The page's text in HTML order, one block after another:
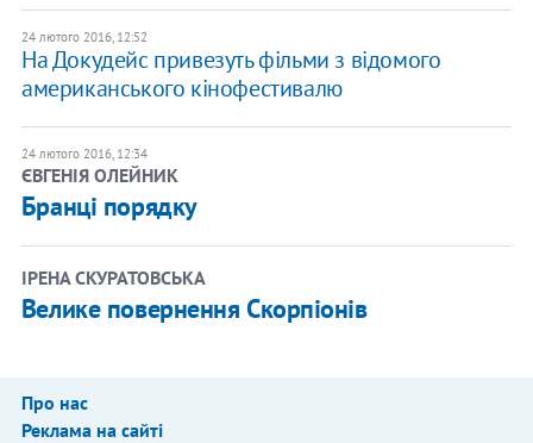
24 лютого 2016, 12:52
На Докудейс привезуть фільми з відомого
американського кінофестивалю
24 лютого 2016, 12:34
ЄВГЕНІЯ ОЛЕЙНИК
Бранці порядку
ІРЕНА СКУРАТОВСЬКА
Велике повернення Скорпіонів
Про нас
Реклама на сайті